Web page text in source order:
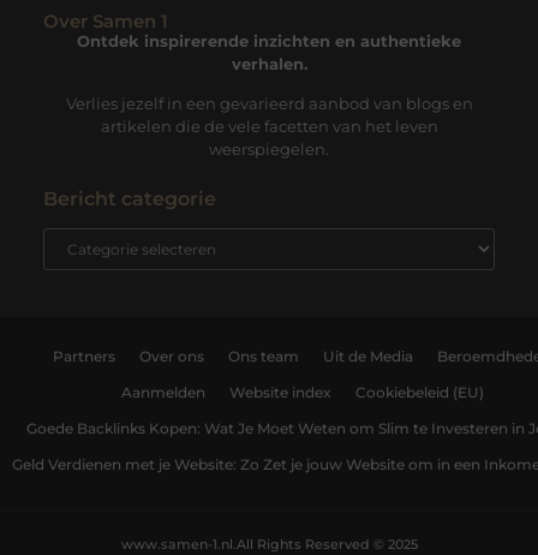
Over Samen 1
Ontdek inspirerende inzichten en authentieke
verhalen.
Verlies jezelf in een gevarieerd aanbod van blogs en
artikelen die de vele facetten van het leven
weerspiegelen.
Bericht categorie
Partners Over ons Ons team Uit de Media
Aanmelden Website index Cookiebeleid (EU)
Goede Backlinks Kopen: Wat Je Moet Weten om Slim te Investeren in
Geld Verdienen met je Website: Zo Zet je jouw Website om in een
All Rights Reserved © 2025
www.samen-1.nl.